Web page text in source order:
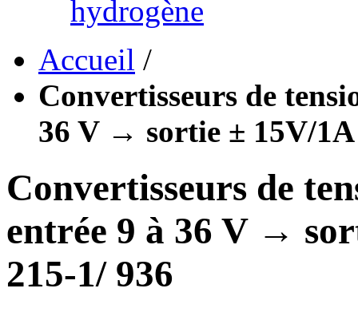
hydrogène
Accueil /
Convertisseurs de
36 V → sortie ± 15V/1A
Convertisseurs de
entrée 9 à 36 V →
215-1/ 936